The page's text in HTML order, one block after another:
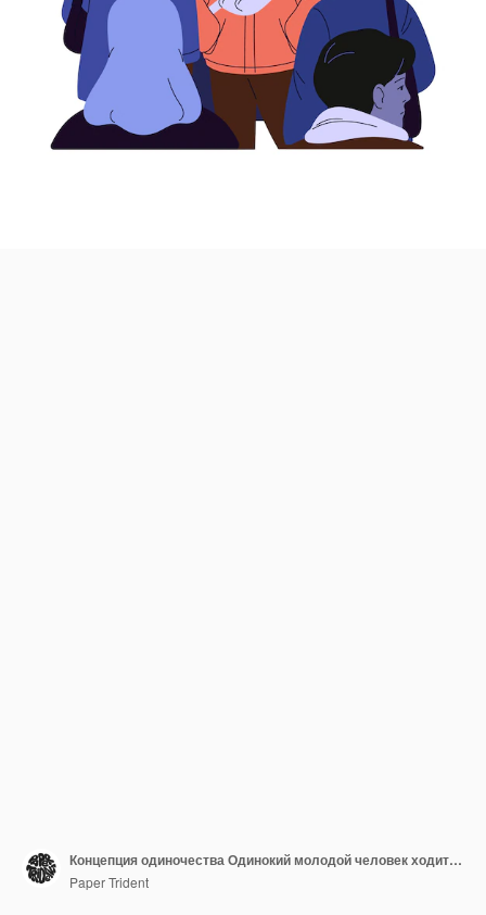
Концепция одиночества Одинокий молодой человек ходит среди людей Депрессивный человек один в толпе Печальный парень в одиночестве Психологическое расстройство Плоская изолированная векторная иллюстрация на белом фоне
Paper Trident